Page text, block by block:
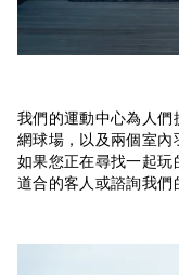
我們的運動中心為人
網球場，以及兩個室內
如果您正在尋找一起
道合的客人或諮詢我們